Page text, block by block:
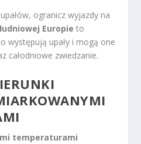
ogranicz wyjazdy na
Europie to
występują upały i mogą one
całodniowe zwiedzanie.
temperaturami